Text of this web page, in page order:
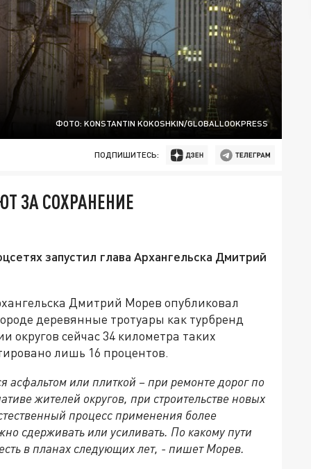
ФОТО: KONSTANTIN KOKOSHKIN/GLOBALLOOKPRESS
ПОДПИШИТЕСЬ:
ЗА СОХРАНЕНИЕ
запустил глава Архангельска Дмитрий
Дмитрий Морев опубликовал
деревянные тротуары как турбренд
округов сейчас 34 километра таких
лишь 16 процентов.
асфальтом или плиткой – при ремонте дорог по
жителей округов, при строительстве новых
процесс применения более
сдерживать или усиливать. По какому пути
в планах следующих лет, - пишет Морев.